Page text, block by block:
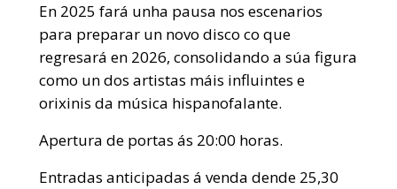
En 2025 fará unha pausa nos escenarios
para preparar un novo disco co que
regresará en 2026, consolidando a súa figura
como un dos artistas máis influintes e
orixinis da música hispanofalante.
Apertura de portas ás 20:00 horas.
Entradas anticipadas á venda dende 25,30